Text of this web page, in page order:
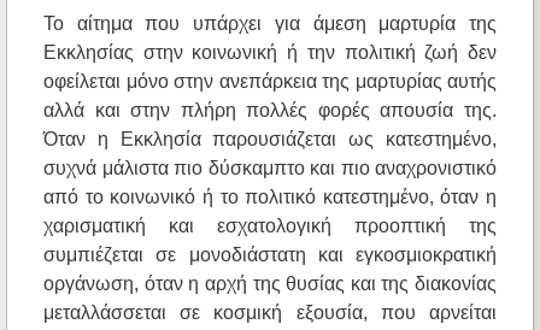
Το αίτημα που υπάρχει για άμεση μαρτυρία της
Εκκλησίας στην κοινωνική ή την πολιτική ζωή δεν
οφείλεται μόνο στην ανεπάρκεια της μαρτυρίας αυτής
αλλά και στην πλήρη πολλές φορές απουσία της.
Όταν η Εκκλησία παρουσιάζεται ως κατεστημένο,
συχνά μάλιστα πιο δύσκαμπτο και πιο αναχρονιστικό
από το κοινωνικό ή το πολιτικό κατεστημένο, όταν η
χαρισματική και εσχατολογική προοπτική της
συμπιέζεται σε μονοδιάστατη και εγκοσμιοκρατική
οργάνωση, όταν η αρχή της θυσίας και της διακονίας
μεταλλάσσεται σε κοσμική εξουσία, που αρνείται